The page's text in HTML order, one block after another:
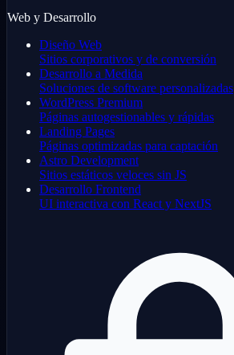
Web y Desarrollo
Diseño Web
Sitios corporativos y de conversión
Desarrollo a Medida
Soluciones de software personalizadas
WordPress Premium
Páginas autogestionables y rápidas
Landing Pages
Páginas optimizadas para captación
Astro Development
Sitios estáticos veloces sin JS
Desarrollo Frontend
UI interactiva con React y NextJS